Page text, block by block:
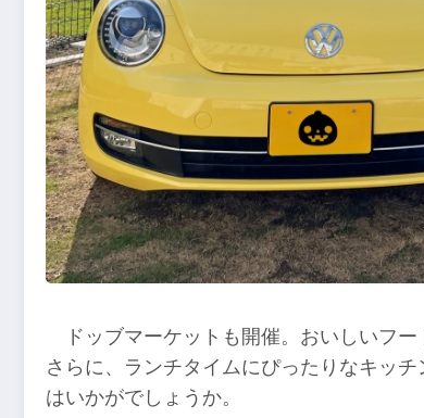
ドッブマーケットも開催。おいしいフ
さらに、ランチタイムにぴったりなキッ
はいかがでしょうか。